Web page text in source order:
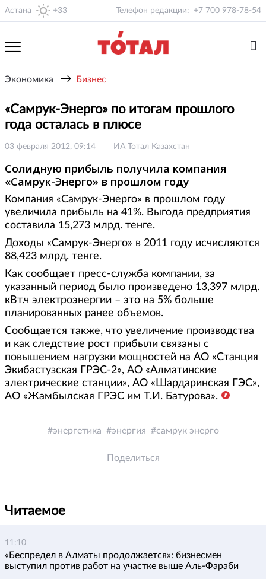
Астана +33 Телефон редакции: +7 700 978-78-54
Экономика → Бизнес
«Самрук-Энерго» по итогам прошлого
года осталась в плюсе
03 февраля 2012, 09:14 ИА Тотал Казахстан
Солидную прибыль получила компания
«Самрук-Энерго» в прошлом году
Компания «Самрук-Энерго» в прошлом году
увеличила прибыль на 41%. Выгода предприятия
составила 15,273 млрд. тенге.
Доходы «Самрук-Энерго» в 2011 году исчисляются
88,423 млрд. тенге.
Как сообщает пресс-служба компании, за
указанный период было произведено 13,397 млрд.
кВт.ч электроэнергии – это на 5% больше
планированных ранее объемов.
Сообщается также, что увеличение производства
и как следствие рост прибыли связаны с
повышением нагрузки мощностей на АО «Станция
Экибастузская ГРЭС-2», АО «Алматинские
электрические станции», АО «Шардаринская ГЭС»,
АО «Жамбылская ГРЭС им Т.И. Батурова».
энергетика энергия самрук энерго
Поделиться
Читаемое
11:10
«Беспредел в Алматы продолжается»: бизнесмен
выступил против работ на участке выше Аль-Фараби